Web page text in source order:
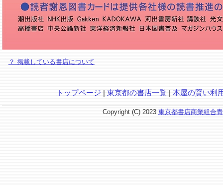
？ 掲載している書店について
トップページ | 東京都の書店一覧 | 本屋の賢い利
Copyright (C) 2023 東京都書店商業組合